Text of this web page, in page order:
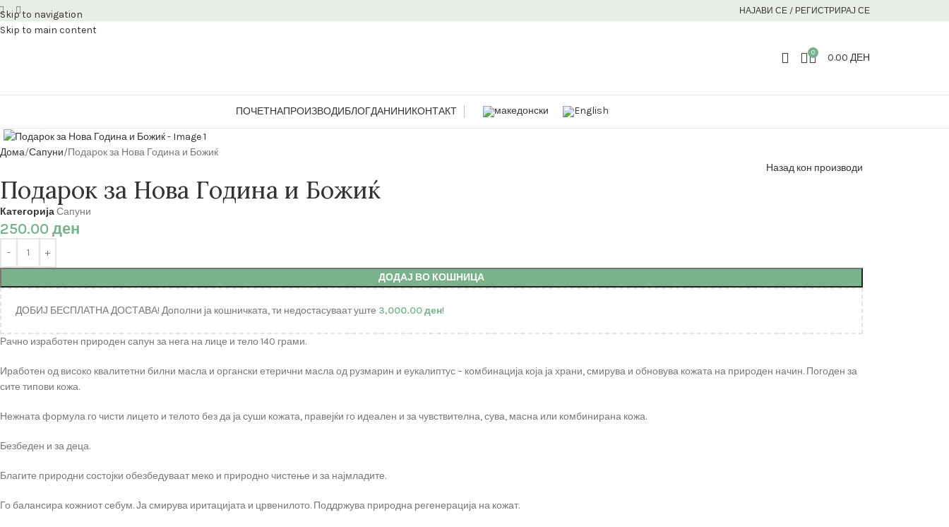
Skip to navigation
Skip to main content
НАЈАВИ СЕ / РЕГИСТРИРАЈ СЕ
0 0.00 ДЕН
ПОЧЕТНАПРОИЗВОДИБЛОГДАНИНИКОНТАКТ
Дома Сапуни Подарок за Нова Година и Божиќ
Назад кон производи
Подарок за Нова Година и Божиќ
КатегоријаСапуни
250.00 ден
ДОДАЈ ВО КОШНИЦА
ДОБИЈ БЕСПЛАТНА ДОСТАВА! Дополни ја кошничката, ти недостасуваат уште 3,000.00ден!
Рачно изработен природен сапун за нега на лице и тело 140 грами.
Иработен од високо квалитетни билни масла и органски етерични масла од рузмарин и еукалиптус – комбинација која ја храни, смирува и обновува кожата на природен начин. Погоден за
сите типови кожа.
Нежната формула го чисти лицето и телото без да ја суши кожата, правејќи го идеален и за чувствителна, сува, масна или комбинирана кожа.
Безбеден и за деца.
Благите природни состојки обезбедуваат меко и природно чистење и за најмладите.
Го балансира кожниот себум. Ја смирува иритацијата и црвенилото. Поддржува природна регенерација на кожат.